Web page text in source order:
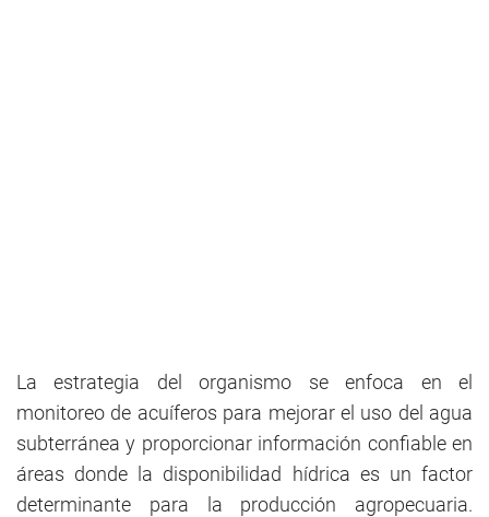
La estrategia del organismo se enfoca en el
monitoreo de acuíferos para mejorar el uso del agua
subterránea y proporcionar información confiable en
áreas donde la disponibilidad hídrica es un factor
determinante para la producción agropecuaria.